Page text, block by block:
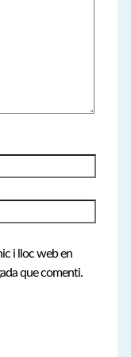
i lloc web en
que comenti.